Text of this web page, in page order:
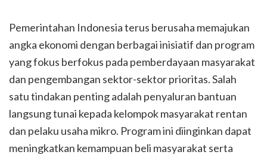
Pemerintahan Indonesia terus berusaha memajukan
angka ekonomi dengan berbagai inisiatif dan program
yang fokus berfokus pada pemberdayaan masyarakat
dan pengembangan sektor-sektor prioritas. Salah
satu tindakan penting adalah penyaluran bantuan
langsung tunai kepada kelompok masyarakat rentan
dan pelaku usaha mikro. Program ini diinginkan dapat
meningkatkan kemampuan beli masyarakat serta